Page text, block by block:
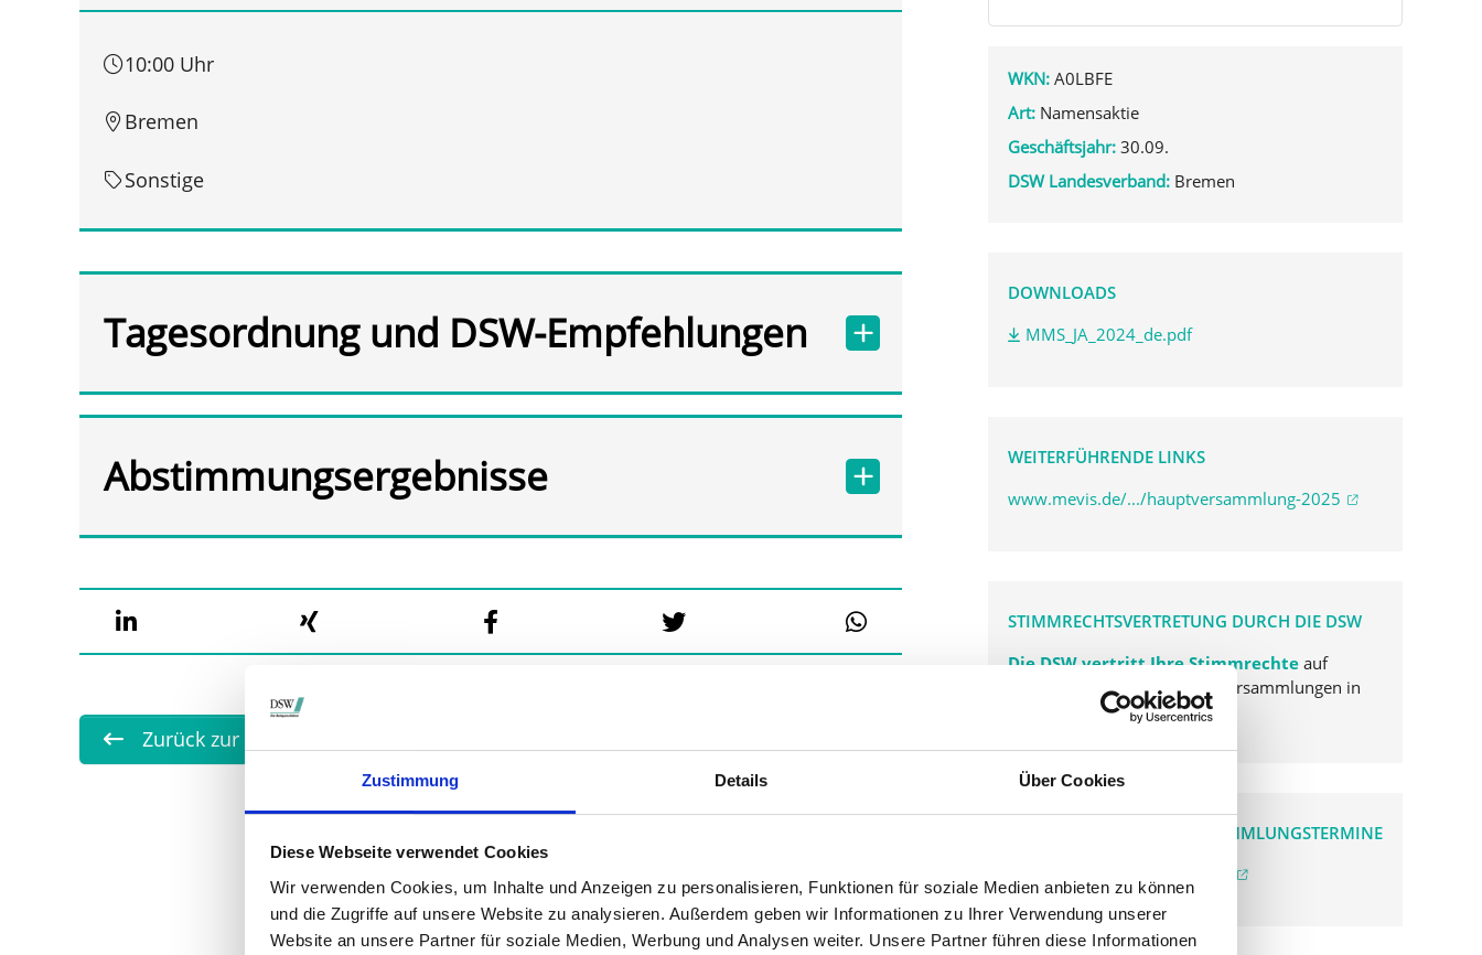
Zustimmung Details Über Cookies
Diese Webseite verwendet Cookies
Wir verwenden Cookies, um Inhalte und Anzeigen zu personalisieren, Funktionen für soziale Medien anbieten zu können
und die Zugriffe auf unsere Website zu analysieren. Außerdem geben wir Informationen zu Ihrer Verwendung unserer
Website an unsere Partner für soziale Medien, Werbung und Analysen weiter. Unsere Partner führen diese Informationen
10:00 Uhr
Bremen
Sonstige
Tagesordnung und DSW-Empfehlungen
Abstimmungsergebnisse
Zurück zur Übersicht
WKN: A0LBFE
Art: Namensaktie
Geschäftsjahr: 30.09.
DSW Landesverband: Bremen
DOWNLOADS
MMS_JA_2024_de.pdf
WEITERFÜHRENDE LINKS
www.mevis.de/.../hauptversammlung-2025
STIMMRECHTSVERTRETUNG DURCH DIE DSW
Die DSW vertritt Ihre Stimmrechte auf
sämtlichen wichtigen Hauptversammlungen in
Deutschland.
VERGANGENE HAUPTVERSAMMLUNGSTERMINE